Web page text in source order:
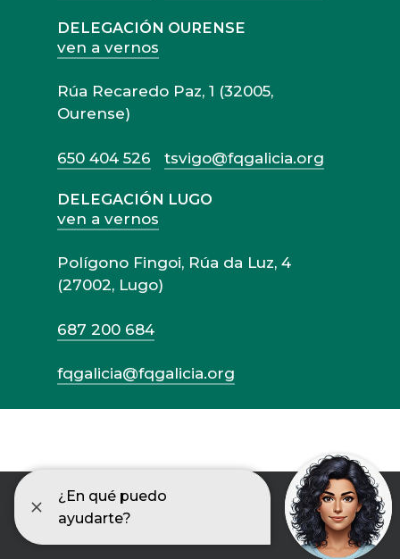
DELEGACIÓN OURENSE
ven a vernos
Rúa Recaredo Paz, 1 (32005,
Ourense)
650 404 526 tsvigo@fqgalicia.org
DELEGACIÓN LUGO
ven a vernos
Polígono Fingoi, Rúa da Luz, 4
(27002, Lugo)
687 200 684
fqgalicia@fqgalicia.org